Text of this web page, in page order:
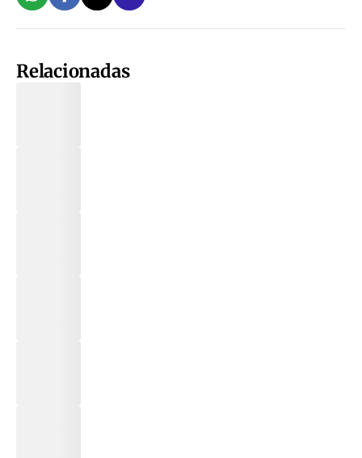
Relacionadas